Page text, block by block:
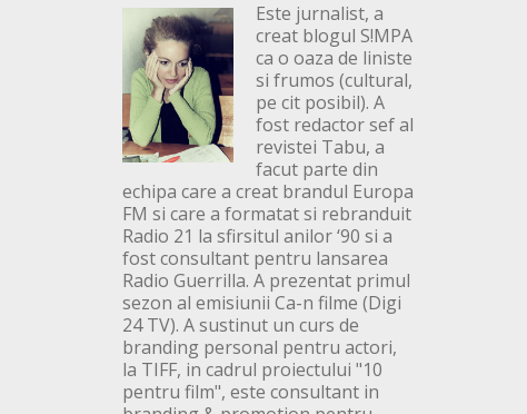
Este jurnalist, a
creat blogul S!MPA
ca o oaza de liniste
si frumos (cultural,
pe cit posibil). A
fost redactor sef al
revistei Tabu, a
facut parte din
echipa care a creat brandul Europa
FM si care a formatat si rebranduit
Radio 21 la sfirsitul anilor ‘90 si a
fost consultant pentru lansarea
Radio Guerrilla. A prezentat primul
sezon al emisiunii Ca-n filme (Digi
24 TV). A sustinut un curs de
branding personal pentru actori,
la TIFF, in cadrul proiectului "10
pentru film", este consultant in